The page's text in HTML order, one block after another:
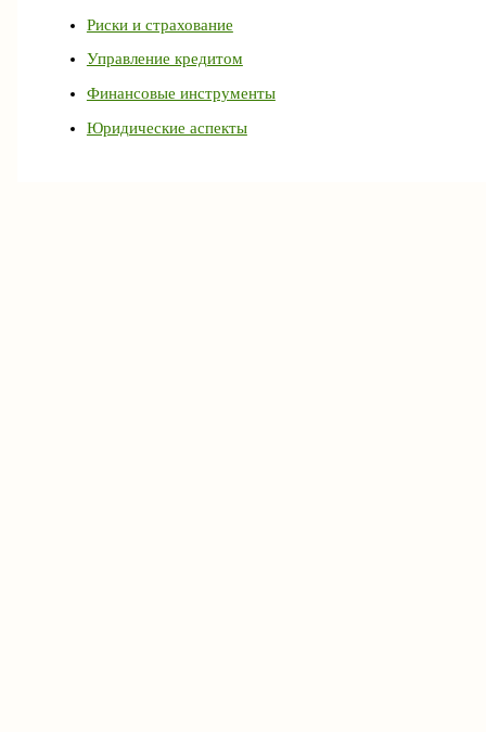
Риски и страхование
Управление кредитом
Финансовые инструменты
Юридические аспекты